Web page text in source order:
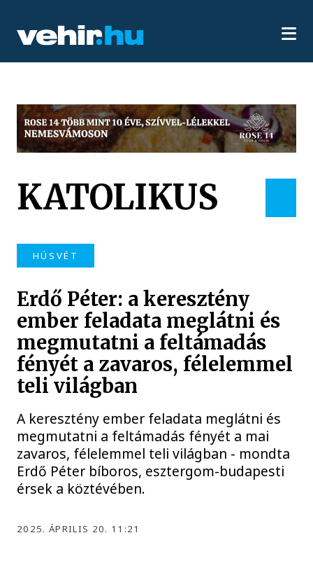
KATOLIKUS
HÚSVÉT
Erdő Péter: a keresztény
ember feladata meglátni és
megmutatni a feltámadás
fényét a zavaros, félelemmel
teli világban
A keresztény ember feladata meglátni és
megmutatni a feltámadás fényét a mai
zavaros, félelemmel teli világban - mondta
Erdő Péter bíboros, esztergom-budapesti
érsek a köztévében.
2025. ÁPRILIS 20. 11:21